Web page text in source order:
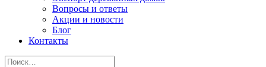
Вопросы и ответы
Акции и новости
Блог
Контакты